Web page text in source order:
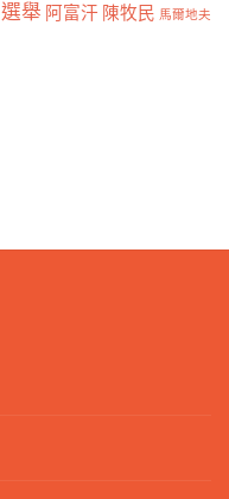
選舉 阿富汗 陳牧民 馬爾地夫